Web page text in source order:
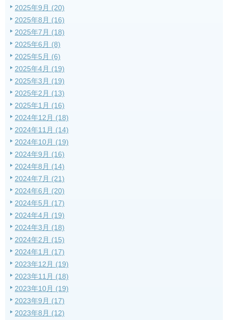
2025年9月 (20)
2025年8月 (16)
2025年7月 (18)
2025年6月 (8)
2025年5月 (6)
2025年4月 (19)
2025年3月 (19)
2025年2月 (13)
2025年1月 (16)
2024年12月 (18)
2024年11月 (14)
2024年10月 (19)
2024年9月 (16)
2024年8月 (14)
2024年7月 (21)
2024年6月 (20)
2024年5月 (17)
2024年4月 (19)
2024年3月 (18)
2024年2月 (15)
2024年1月 (17)
2023年12月 (19)
2023年11月 (18)
2023年10月 (19)
2023年9月 (17)
2023年8月 (12)